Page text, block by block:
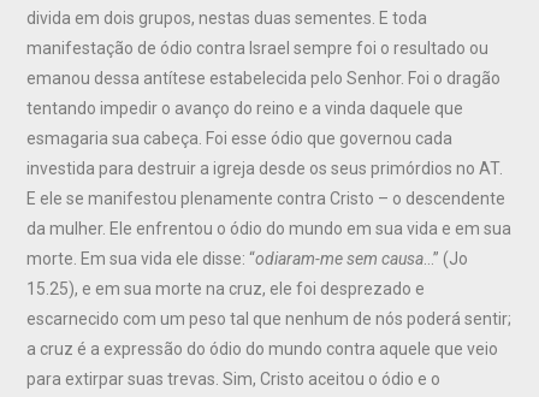
divida em dois grupos, nestas duas sementes. E toda
manifestação de ódio contra Israel sempre foi o resultado ou
emanou dessa antítese estabelecida pelo Senhor. Foi o dragão
tentando impedir o avanço do reino e a vinda daquele que
esmagaria sua cabeça. Foi esse ódio que governou cada
investida para destruir a igreja desde os seus primórdios no AT.
E ele se manifestou plenamente contra Cristo – o descendente
da mulher. Ele enfrentou o ódio do mundo em sua vida e em sua
morte. Em sua vida ele disse: “odiaram-me sem causa …” (Jo
15.25), e em sua morte na cruz, ele foi desprezado e
escarnecido com um peso tal que nenhum de nós poderá sentir;
a cruz é a expressão do ódio do mundo contra aquele que veio
para extirpar suas trevas. Sim, Cristo aceitou o ódio e o